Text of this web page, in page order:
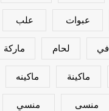
عبوات علب
في لحام ماركة
ماكينة ماكينه
منسى منسي